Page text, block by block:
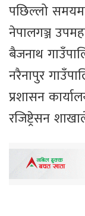
पछिल्लो समयमा
नेपालगञ्ज
बैजनाथ
नरैनापुर
प्रशासन
रजिष्ट्रेसन